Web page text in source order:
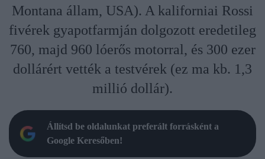
Montana állam, USA). A kaliforniai Rossi
fivérek gyapotfarmján dolgozott eredetileg
760, majd 960 lóerős motorral, és 300 ezer
dollárért vették a testvérek (ez ma kb. 1,3
millió dollár).
Állítsd be oldalunkat preferált forrásként a
Google Keresőben!